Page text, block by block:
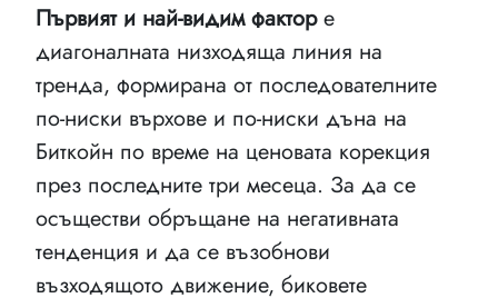
Първият и най-видим факторе
диагоналната низходяща линия на
тренда, формирана от последователните
по-ниски върхове и по-ниски дъна на
Биткойн по време на ценовата корекция
през последните три месеца. За да се
осъществи обръщане на негативната
тенденция и да се възобнови
възходящото движение, биковете